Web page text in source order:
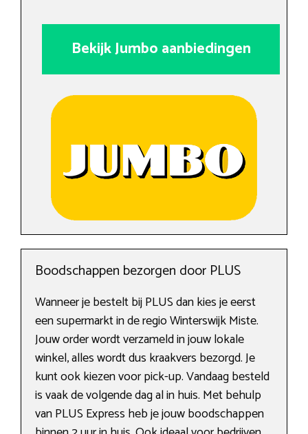
Bekijk Jumbo aanbiedingen
Boodschappen bezorgen door PLUS
Wanneer je bestelt bij PLUS dan kies je eerst
een supermarkt in de regio Winterswijk Miste.
Jouw order wordt verzameld in jouw lokale
winkel, alles wordt dus kraakvers bezorgd. Je
kunt ook kiezen voor pick-up. Vandaag besteld
is vaak de volgende dag al in huis. Met behulp
van PLUS Express heb je jouw boodschappen